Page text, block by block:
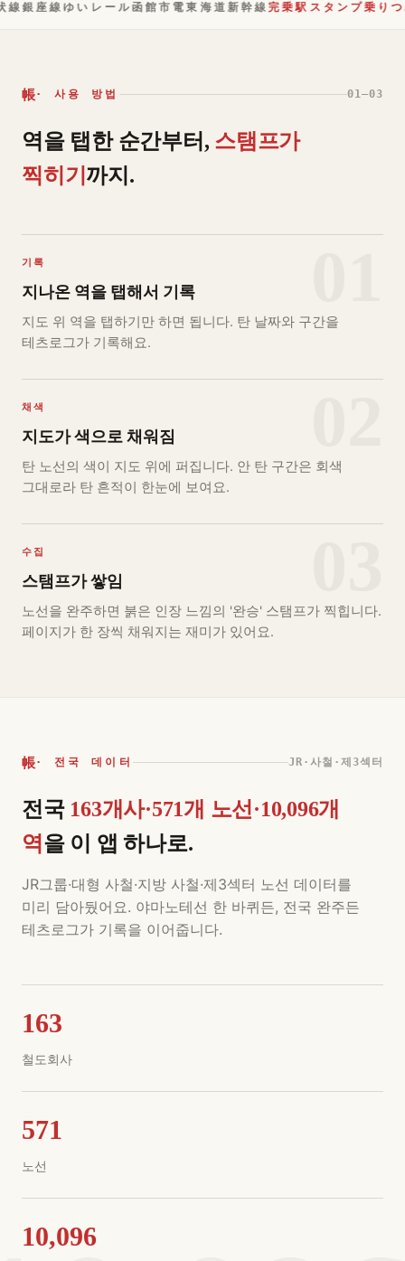
銀座線ゆいレール函館市電東海道新幹線完乗駅スタンプ乗りつ
帳· 사용 방법 01–03
역을 탭한 순간부터, 스탬프가
찍히기 까지.
기록
지나온 역을 탭해서 기록
지도 위 역을 탭하기만 하면 됩니다. 탄 날짜와 구간을
테츠로그가 기록해요.
채색
지도가 색으로 채워짐
탄 노선의 색이 지도 위에 퍼집니다. 안 탄 구간은 회색
그대로라 탄 흔적이 한눈에 보여요.
수집
스탬프가 쌓임
노선을 완주하면 붉은 인장 느낌의 '완승' 스탬프가 찍힙니다.
페이지가 한 장씩 채워지는 재미가 있어요.
帳· 전국 데이터 JR·사철·제3섹터
전국 163개사·571개 노선·10,096개
역 을 이 앱 하나로.
JR그룹·대형 사철·지방 사철·제3섹터 노선 데이터를
미리 담아뒀어요. 야마노테선 한 바퀴든, 전국 완주든
테츠로그가 기록을 이어줍니다.
163
철도회사
571
노선
10,096